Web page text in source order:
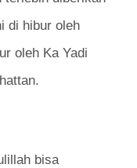
di hibur oleh
oleh Ka Yadi
bisa